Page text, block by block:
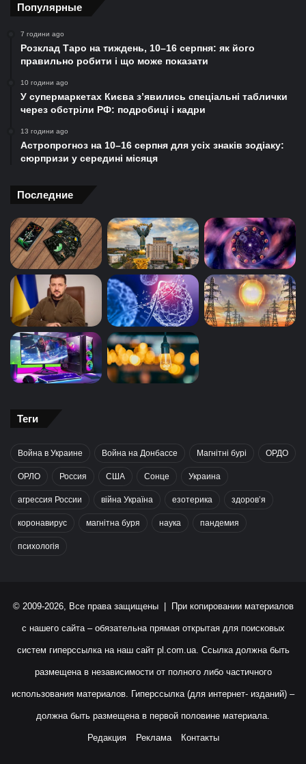
Популярные
7 години ago
Розклад Таро на тиждень, 10–16 серпня: як його
правильно робити і що може показати
10 години ago
У супермаркетах Києва з’явились спеціальні таблички
через обстріли РФ: подробиці і кадри
13 години ago
Астропрогноз на 10–16 серпня для усіх знаків зодіаку:
сюрпризи у середині місяця
Последние
Теги
Война в Украине Война на Донбассе Магнітні бурі ОРДО
ОРЛО Россия США Сонце Украина
агрессия России війна Україна езотерика здоров’я
коронавирус магнітна буря наука пандемия
психологія
© 2009-2026, Все права защищены | При копировании материалов
с нашего сайта – обязательна прямая открытая для поисковых
систем гиперссылка на наш сайт pl.com.ua. Ссылка должна быть
размещена в независимости от полного либо частичного
использования материалов. Гиперссылка (для интернет- изданий) –
должна быть размещена в первой половине материала.
Редакция Реклама Контакты